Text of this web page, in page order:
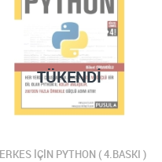
İÇİN PYTHON ( 4.BASKI )
TÜKENDI